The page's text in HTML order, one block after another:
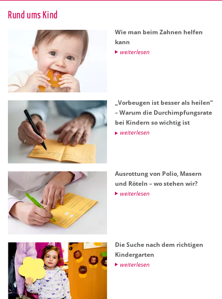
Rund ums Kind
Wie man beim Zah­nen hel­fen
kann
wei­ter­le­sen
„Vor­beu­gen ist bes­ser als hei­len“
– Warum die Durch­imp­fungs­ra­te
bei Kin­dern so wich­tig ist
wei­ter­le­sen
Aus­rot­tung von Polio, Ma­sern
und Rö­teln – wo ste­hen wir?
wei­ter­le­sen
Die Suche nach dem rich­ti­gen
Kin­der­gar­ten
wei­ter­le­sen